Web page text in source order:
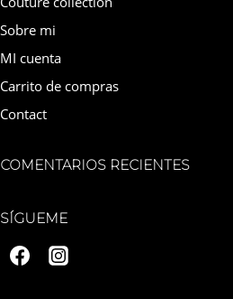
Sobre mi
MI cuenta
Carrito de compras
Contact
COMENTARIOS RECIENTES
SÍGUEME